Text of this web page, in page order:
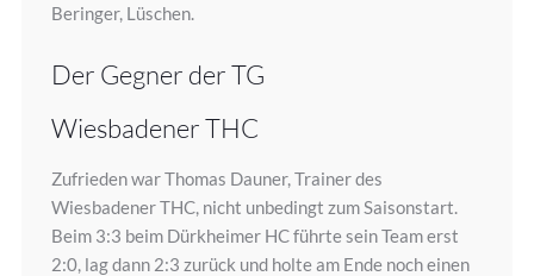
Beringer, Lüschen.
Der Gegner der TG
Wiesbadener THC
Zufrieden war Thomas Dauner, Trainer des
Wiesbadener THC, nicht unbedingt zum Saisonstart.
Beim 3:3 beim Dürkheimer HC führte sein Team erst
2:0, lag dann 2:3 zurück und holte am Ende noch einen